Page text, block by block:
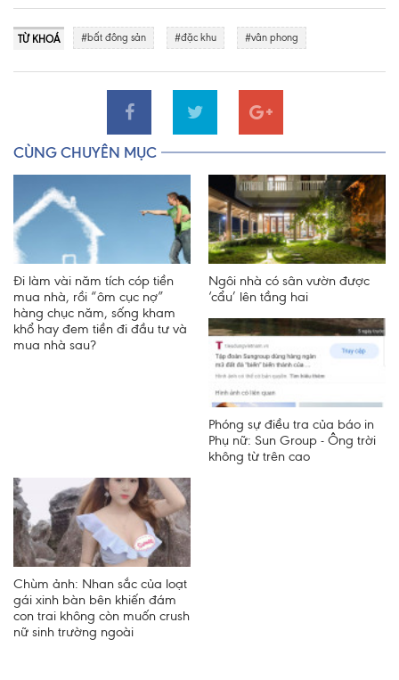
TỪ KHOÁ #bất đông sản #đặc khu #vân phong
CÙNG CHUYÊN MỤC
Đi làm vài năm tích cóp tiền
mua nhà, rồi “ôm cục nợ”
hàng chục năm, sống kham
khổ hay đem tiền đi đầu tư và
mua nhà sau?
Ngôi nhà có sân vườn được
‘cẩu’ lên tầng hai
Phóng sự điều tra của báo in
Phụ nữ: Sun Group - Ông trời
không từ trên cao
Chùm ảnh: Nhan sắc của loạt
gái xinh bàn bên khiến đám
con trai không còn muốn crush
nữ sinh trường ngoài